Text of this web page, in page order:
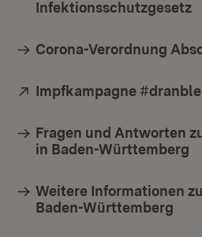
Infektionsschutzgesetz
Corona-Verordnung
Extern:
Impfkampagne
Fragen und Antworten
in Baden-Württemberg
Weitere Informationen
Baden-Württemberg